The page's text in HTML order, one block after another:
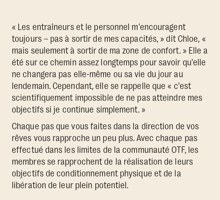
« Les entraîneurs et le personnel m'encouragent
toujours – pas à sortir de mes capacités, » dit Chloe, «
mais seulement à sortir de ma zone de confort. » Elle a
été sur ce chemin assez longtemps pour savoir qu'elle
ne changera pas elle-même ou sa vie du jour au
lendemain. Cependant, elle se rappelle que « c'est
scientifiquement impossible de ne pas atteindre mes
objectifs si je continue simplement. »
Chaque pas que vous faites dans la direction de vos
rêves vous rapproche un peu plus. Avec chaque pas
effectué dans les limites de la communauté OTF, les
membres se rapprochent de la réalisation de leurs
objectifs de conditionnement physique et de la
libération de leur plein potentiel.